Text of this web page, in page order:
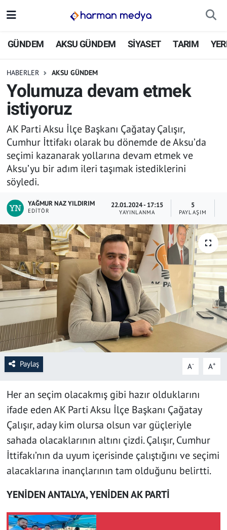
GÜNDEM AKSU GÜNDEM SİYASET TARIM
HABERLER AKSU GÜNDEM
Yolumuza devam etmek
istiyoruz
AK Parti Aksu İlçe Başkanı Çağatay Çalışır,
Cumhur İttifakı olarak bu dönemde de Aksu’da
seçimi kazanarak yollarına devam etmek ve
Aksu’yu bir adım ileri taşımak istediklerini
söyledi.
YAĞMUR NAZ YILDIRIM
EDITÖR
22.01.2024 - 17:15
YAYINLANMA
5
PAYLAŞIM
Paylaş A- A+
Her an seçim olacakmış gibi hazır olduklarını
ifade eden AK Parti Aksu İlçe Başkanı Çağatay
Çalışır, aday kim olursa olsun var güçleriyle
sahada olacaklarının altını çizdi. Çalışır, Cumhur
İttifakı’nın da uyum içerisinde çalıştığını ve seçimi
alacaklarına inançlarının tam olduğunu belirtti.
YENİDEN ANTALYA, YENİDEN AK PARTİ
GÜNDEM
SİYASET
TARIM
YEREL YÖNETİMLER
EKONOMİ
SAĞLIK
YAŞAM
KÜLTÜR SANAT
EĞİTİM
İstanbul Nöbetçi Eczaneler
İstanbul Trafik Yoğunluk Haritası
Süper Lig Puan Durumu ve Fikstür
Tüm Manşetler
Son Dakika Haberleri